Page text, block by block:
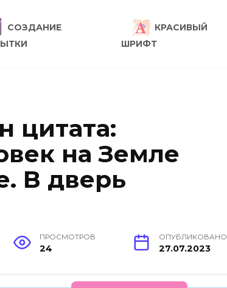
СОЗДАНИЕ
КРАСИВЫЙ
ШРИФТ
цитата:
на Земле
В дверь
ПРОСМОТРОВ
24
ОПУБЛИКОВАНО
27.07.2023